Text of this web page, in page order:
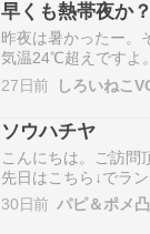
ゃんときなこ店長シ
い???????…
早くも熱帯夜か？
昨夜は暑かったー。
気温24℃超えですよ
い。湿度も高くてム
かけ？こんなベタベ
シェ山形市は台湾の
湾マルシェがありま
いするから来て…
27日前 しろいねこ
ソウハチヤ
こんにちは。ご訪問
先日はこちら↓でラ
市/ラーメン
￥1,999tabelog.com
30日前 パピ＆ポメ